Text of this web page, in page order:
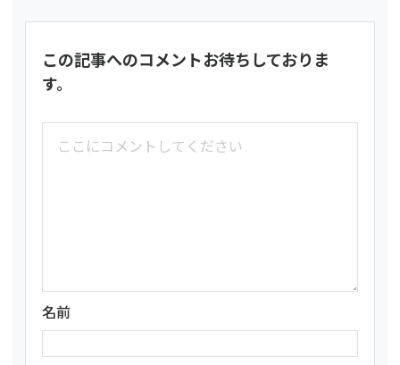
この記事へのコメントお待ちしておりま
す。
名前